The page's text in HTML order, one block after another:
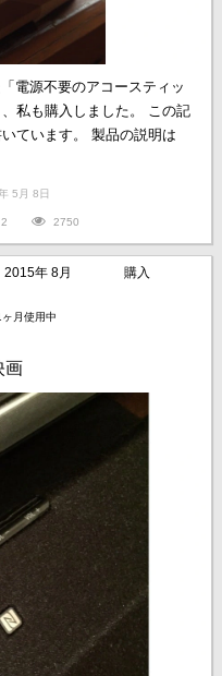
電源不要のアコースティッ
私も購入しました。 この記
ています。 製品の説明は
5月 8日
2 2750
2015年 8月
購入
月使用中
画